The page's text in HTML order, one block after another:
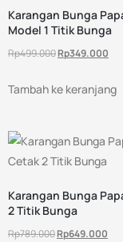
Karangan Bunga
Model 1 Titik Bunga
Rp499.000Rp349.000
Tambah ke keranjang
Karangan Bunga
2 Titik Bunga
Rp789.000Rp649.000